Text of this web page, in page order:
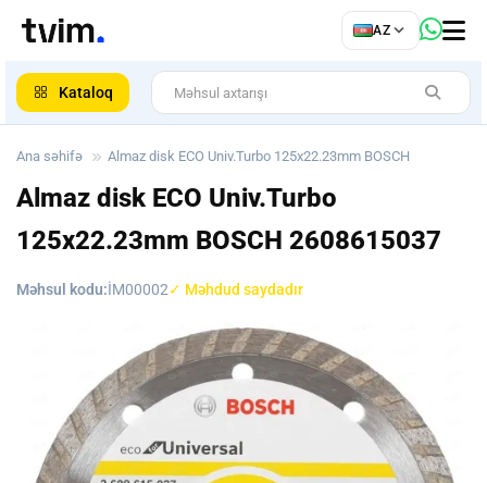
AZ
Kataloq
Ana səhifə Almaz disk ECO Univ.Turbo 125x22.23mm BOSCH
Almaz disk ECO Univ.Turbo
125x22.23mm BOSCH 2608615037
Məhsul kodu:İM00002✓ Məhdud saydadır